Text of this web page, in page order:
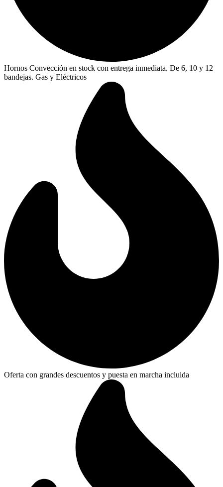
Hornos Convección en stock con entrega inmediata. De 6, 10 y 12
bandejas. Gas y Eléctricos
Oferta con grandes descuentos y puesta en marcha incluida